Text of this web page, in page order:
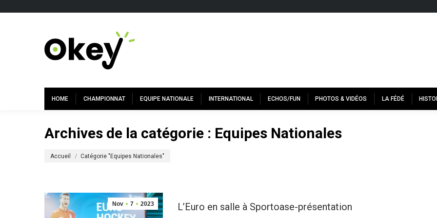
HOME CHAMPIONNAT EQUIPE NATIONALE INTERNATIONAL ECHOS/FUN PHOTOS & VIDÉOS LA FÉDÉ
Archives de la catégorie : Equipes Nationales
Accueil Catégorie "Equipes Nationales"
Nov 7 2023 L’Euro en salle à Sportoase-présentation